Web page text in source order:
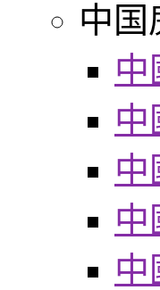
中国
中
中
中
中
中